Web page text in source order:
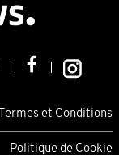
Termes et Conditions
Politique de Cookie